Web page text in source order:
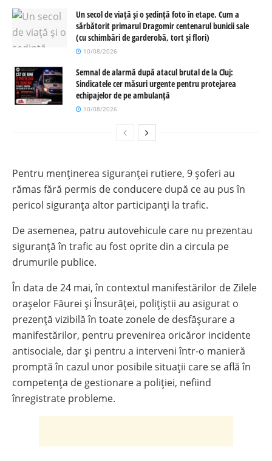
Un secol de viață și o ședință foto în etape. Cum a
sărbătorit primarul Dragomir centenarul bunicii sale
(cu schimbări de garderobă, tort și flori)
10/08/2026
Semnal de alarmă după atacul brutal de la Cluj:
Sindicatele cer măsuri urgente pentru protejarea
echipajelor de pe ambulanță
10/08/2026
Pentru menținerea siguranței rutiere, 9 șoferi au
rămas fără permis de conducere după ce au pus în
pericol siguranța altor participanți la trafic.
De asemenea, patru autovehicule care nu prezentau
siguranță în trafic au fost oprite din a circula pe
drumurile publice.
În data de 24 mai, în contextul manifestărilor de Zilele
orașelor Făurei și Însurăței, polițiștii au asigurat o
prezență vizibilă în toate zonele de desfășurare a
manifestărilor, pentru prevenirea oricăror incidente
antisociale, dar și pentru a interveni într-o manieră
promptă în cazul unor posibile situații care se află în
competența de gestionare a poliției, nefiind
înregistrate probleme.